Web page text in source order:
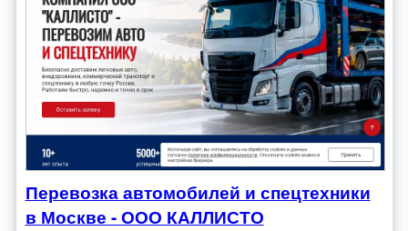
Перевозка автомобилей и спецтехники
в Москве - ООО КАЛЛИСТО